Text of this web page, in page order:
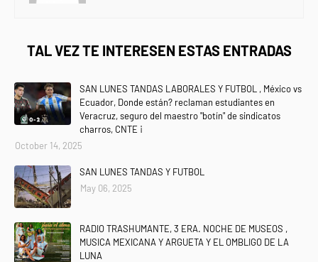
TAL VEZ TE INTERESEN ESTAS ENTRADAS
SAN LUNES TANDAS LABORALES Y FUTBOL , México vs
Ecuador, Donde están? reclaman estudiantes en
Veracruz, seguro del maestro "botín" de sindicatos
charros, CNTE ¡
October 14, 2025
SAN LUNES TANDAS Y FUTBOL
May 06, 2025
RADIO TRASHUMANTE, 3 ERA. NOCHE DE MUSEOS ,
MUSICA MEXICANA Y ARGUETA Y EL OMBLIGO DE LA
LUNA